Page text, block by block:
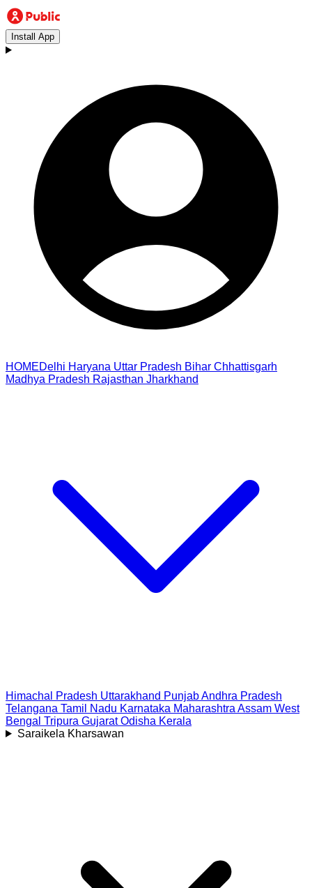
Install App
HOMEDelhi Haryana Uttar Pradesh Bihar Chhattisgarh
Madhya Pradesh Rajasthan Jharkhand
Himachal Pradesh Uttarakhand PunjabAndhra Pradesh
Telangana Tamil Nadu Karnataka Maharashtra Assam West
Bengal Tripura Gujarat Odisha Kerala
Saraikela Kharsawan